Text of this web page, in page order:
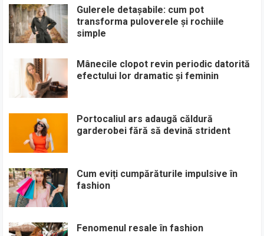
Gulerele detașabile: cum pot
transforma puloverele și rochiile
simple
Mânecile clopot revin periodic datorită
efectului lor dramatic și feminin
Portocaliul ars adaugă căldură
garderobei fără să devină strident
Cum eviți cumpărăturile impulsive în
fashion
Fenomenul resale în fashion